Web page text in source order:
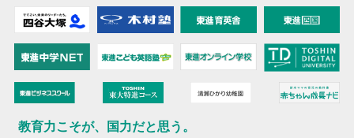
教育力こそが、国力だと思う。